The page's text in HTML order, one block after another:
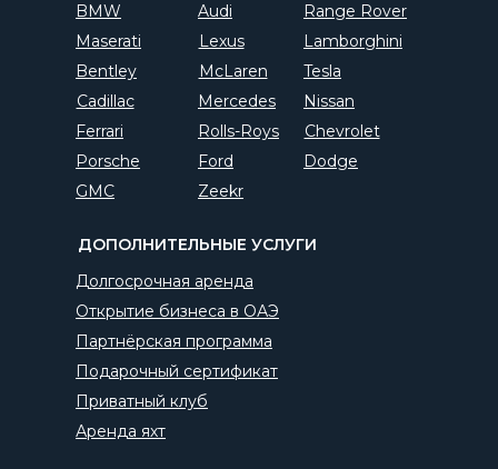
ДОПОЛНИТЕЛЬНЫЕ УСЛУГИ
BMW Audi
Bentley
Cadillac
McLaren
Mercedes
Nissan
Porsche
Range Rover
Rolls-Roys
Lexus
Tesla
Chevrolet
Ferrari
Lamborghini
Maserati
Ford Dodge
Партнёрская программа
Подарочный сертификат
Открытие бизнеса в ОАЭ
Приватный клуб
Аренда яхт
Долгосрочная аренда
GMC Zeekr